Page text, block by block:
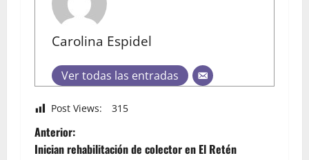
Carolina Espidel
Ver todas las entradas
Post Views: 315
Anterior:
Inician rehabilitación de colector en El Retén